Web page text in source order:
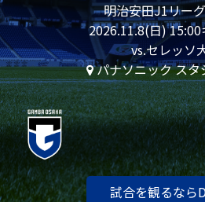
明治安田J1リー
2026.11.8(日) 15:00
vs.セレッソ
パナソニック スタ
試合を観るなら